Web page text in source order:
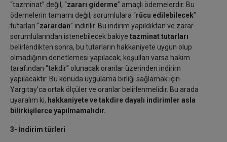
“tazminat” değil, “zararı giderme” amaçlı ödemelerdir. Bu
ödemelerin tamamı değil, sorumlulara “rücu edilebilecek”
tutarları “zarardan” indirilir. Bu indirim yapıldıktan ve zarar
sorumlularından istenebilecek bakiye tazminat tutarları
belirlendikten sonra, bu tutarların hakkaniyete uygun olup
olmadığının denetlemesi yapılacak; koşulları varsa hakim
tarafından “takdir” olunacak oranlar üzerinden indirim
yapılacaktır. Bu konuda uygulama birliği sağlamak için
Yargıtay’ca ortak ölçüler ve oranlar belirlenmelidir. Bu arada
uyaralım ki, hakkaniyete ve takdire dayalı indirimler asla
bilirkişilerce yapılmamalıdır.
3- İndirim türleri